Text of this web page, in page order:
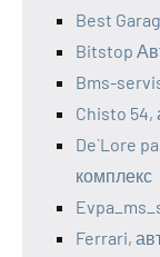
Best
Bitstop
Bms-
Chisto 54,
De`Lore
комплекс
Ferrari,